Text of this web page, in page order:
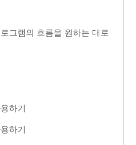
그램의 흐름을 원하는 대로
하기
하기